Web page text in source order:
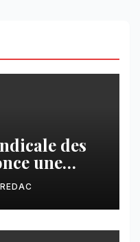
des
une
de la